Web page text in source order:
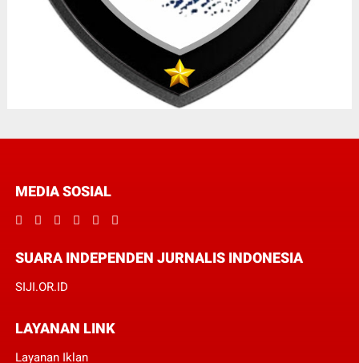
MEDIA SOSIAL
SUARA INDEPENDEN JURNALIS INDONESIA
SIJI.OR.ID
LAYANAN LINK
Layanan Iklan